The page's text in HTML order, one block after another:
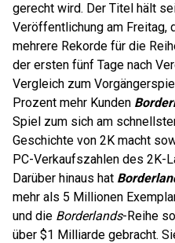
gerecht wird. Der Titel hält
Veröffentlichung am Freitag,
mehrere Rekorde für die
der ersten fünf Tage nach
Vergleich zum
Prozent mehr Kunden
Spiel zum sich am
Geschichte von 2K macht
PC-Verkaufszahlen des 2K-
Darüber hinaus hat
mehr als 5 Millionen
und die Borderlands-Reihe
über $1 Milliarde gebracht.